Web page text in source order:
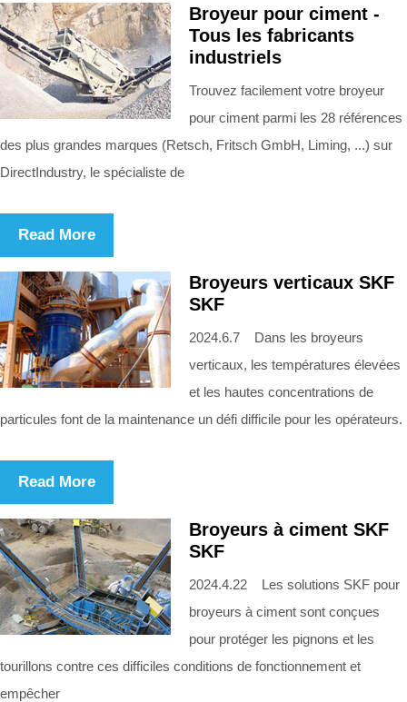
Broyeur pour ciment -
Tous les fabricants
industriels
Trouvez facilement votre broyeur
pour ciment parmi les 28 références
des plus grandes marques (Retsch, Fritsch GmbH, Liming, ...) sur
DirectIndustry, le spécialiste de
Read More
Broyeurs verticaux SKF
SKF
2024.6.7 Dans les broyeurs
verticaux, les températures élevées
et les hautes concentrations de
particules font de la maintenance un défi difficile pour les opérateurs.
Read More
Broyeurs à ciment SKF
SKF
2024.4.22 Les solutions SKF pour
broyeurs à ciment sont conçues
pour protéger les pignons et les
tourillons contre ces difficiles conditions de fonctionnement et
empêcher